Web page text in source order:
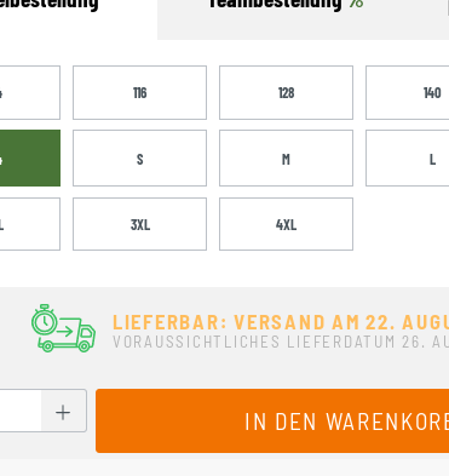
116 128 140
S M L
3XL 4XL
LIEFERBAR: VERSAND AM 22.
VORAUSSICHTLICHES LIEFERDATUM 26.
Gib den gewünschten Wert ein oder
IN DEN